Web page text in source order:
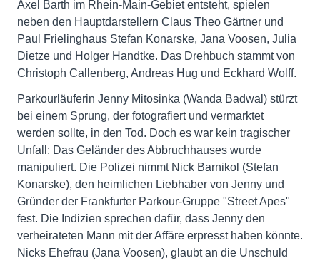
Axel Barth im Rhein-Main-Gebiet entsteht, spielen
neben den Hauptdarstellern Claus Theo Gärtner und
Paul Frielinghaus Stefan Konarske, Jana Voosen, Julia
Dietze und Holger Handtke. Das Drehbuch stammt von
Christoph Callenberg, Andreas Hug und Eckhard Wolff.
Parkourläuferin Jenny Mitosinka (Wanda Badwal) stürzt
bei einem Sprung, der fotografiert und vermarktet
werden sollte, in den Tod. Doch es war kein tragischer
Unfall: Das Geländer des Abbruchhauses wurde
manipuliert. Die Polizei nimmt Nick Barnikol (Stefan
Konarske), den heimlichen Liebhaber von Jenny und
Gründer der Frankfurter Parkour-Gruppe "Street Apes"
fest. Die Indizien sprechen dafür, dass Jenny den
verheirateten Mann mit der Affäre erpresst haben könnte.
Nicks Ehefrau (Jana Voosen), glaubt an die Unschuld